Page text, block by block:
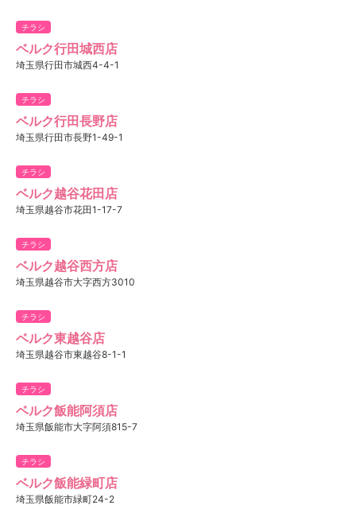
チラシ
ベルク行田城西店
埼玉県行田市城西4-4-1
チラシ
ベルク行田長野店
埼玉県行田市長野1-49-1
チラシ
ベルク越谷花田店
埼玉県越谷市花田1-17-7
チラシ
ベルク越谷西方店
埼玉県越谷市大字西方3010
チラシ
ベルク東越谷店
埼玉県越谷市東越谷8-1-1
チラシ
ベルク飯能阿須店
埼玉県飯能市大字阿須815-7
チラシ
ベルク飯能緑町店
埼玉県飯能市緑町24-2